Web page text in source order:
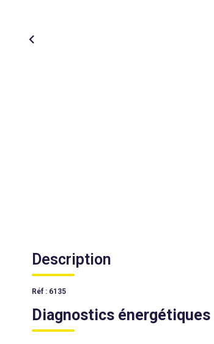
Description
Réf : 6135
Diagnostics énergétiques